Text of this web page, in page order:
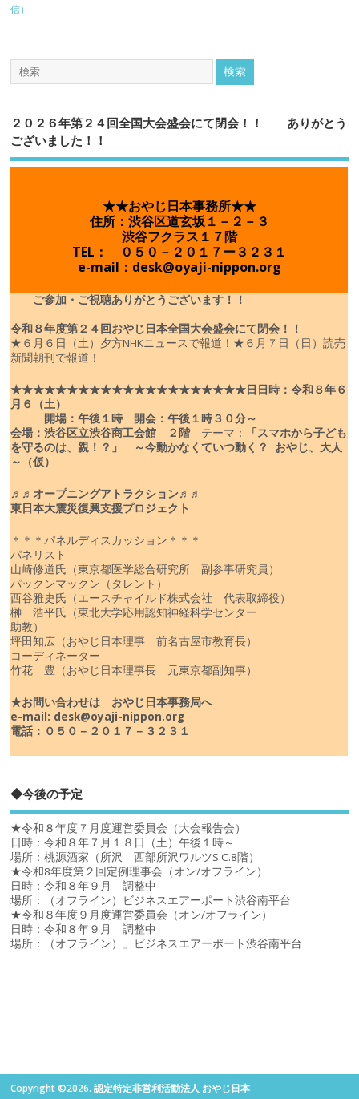
信）
２０２６年第２４回全国大会盛会にて閉会！！ ありがとう
ございました！！
★★おやじ日本事務所★★
住所：渋谷区道玄坂１－２－３
渋谷フクラス１７階
TEL： ０５０－２０１７ー３２３１
e-mail：desk@oyaji-nippon.org
ご参加・ご視聴ありがとうございます！！
令和８年度第２４回おやじ日本全国大会盛会にて閉会！！
★６月６日（土）夕方NHKニュースで報道！ ★６月７日（日）読売
新聞朝刊で報道！
★★★★★★★★★★★★★★★★★★★★★日 日時：令和８年６
月６（土）
開場：午後１時 開会：午後１時３０分～
会場：渋谷区立渋谷商工会館 ２階 テーマ：
「スマホから子ども
を守るのは、親！？」
～今動かなくていつ動く？ おやじ、大人
～（仮）
♬♬オープニングアトラクション♬♬
東日本大震災復興支援プロジェクト
＊＊＊パネルディスカッション＊＊＊
パネリスト
山崎修道氏（東京都医学総合研究所 副参事研究員）
パックンマックン（タレント）
西谷雅史氏（エースチャイルド株式会社 代表取締役）
榊 浩平氏（東北大学応用認知神経科学センター
助教）
坪田知広（おやじ日本理事 前名古屋市教育長）
コーディネーター
竹花 豊（おやじ日本理事長 元東京都副知事）
★お問い合わせは おやじ日本事務局へ
e-mail: desk@oyaji-nippon.org
電話：０５０－２０１７－３２３１
◆今後の予定
★令和８年度７月度運営委員会（大会報告会）
日時：令和８年７月１８日（土）午後１時～
場所：桃源酒家（所沢 西部所沢ワルツS.C.8階）
★令和8年度第２回定例理事会（オン/オフライン）
日時：令和８年９月 調整中
場所：（オフライン）ビジネスエアーポート渋谷南平台
★令和８年度９月度運営委員会（オン/オフライン）
日時：令和８年９月 調整中
場所：（オフライン）」ビジネスエアーポート渋谷南平台
Copyright ©2026. 認定特定非営利活動法人 おやじ日本